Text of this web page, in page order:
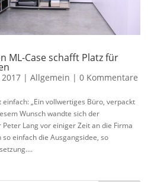
ML-Case schafft Platz für
2017| Allgemein | 0 Kommentare
„Ein vollwertiges Büro, verpackt
Wunsch wandte sich der
Lang vor einiger Zeit an die Firma
so einfach die Ausgangsidee, so